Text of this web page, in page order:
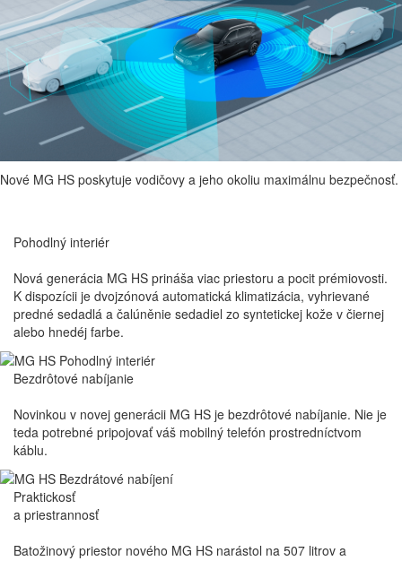
Nové MG HS prichádza s úplne novým dizajnom interiéru, čalúnením
zo syntetickej kože v čiernej alebo v kombinácii čiernej a svetlo hnedej.
Nové MG HS disponuje priestranným úložným priestorom s objemom
507 litrov, v prípade sklopených sedadiel druhej rady až 1 484 litrov.
Nové MG HS poskytuje vodičovy a jeho okoliu maximálnu bezpečnosť.
Pohodlný interiér
Nová generácia MG HS prináša viac priestoru a pocit prémiovosti.
K dispozícii je dvojzónová automatická klimatizácia, vyhrievané
predné sedadlá a čalúněnie sedadiel zo syntetickej kože v čiernej
alebo hnedéj farbe.
Bezdrôtové nabíjanie
Novinkou v novej generácii MG HS je bezdrôtové nabíjanie. Nie je
teda potrebné pripojovať váš mobilný telefón prostredníctvom
káblu.
Praktickosť
a priestrannosť
Batožinový priestor nového MG HS narástol na 507 litrov a